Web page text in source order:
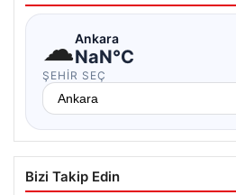
☁Ankara
NaN°C
ŞEHIR SEÇ
Bizi Takip Edin